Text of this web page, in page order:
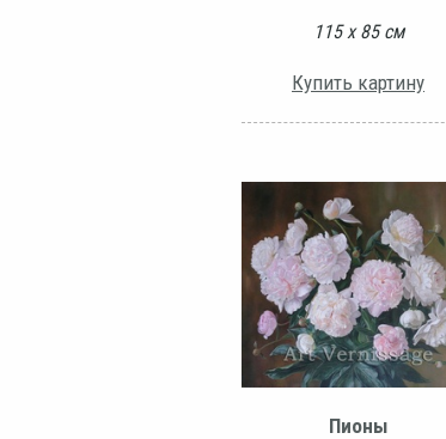
115 х 85 см
Купить картину
Пионы